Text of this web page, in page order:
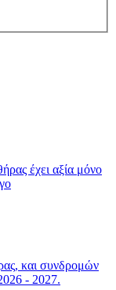
έχει αξία μόνο
και συνδρομών
- 2027.